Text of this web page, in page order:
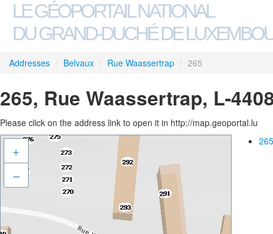
LE GÉOPORTAIL NATIONAL
DU GRAND-DUCHÉ DE
Addresses / Belvaux / Rue Waassertrap / 265
265, Rue Waassertrap, L-
Please click on the address link to open it in http://map.geoportal.lu
+
–